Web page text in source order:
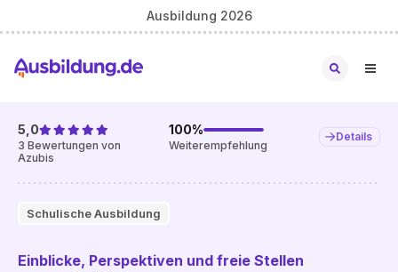
Ausbildung 2026
Schulische Ausbildung
5,0
3 Bewertungen von
Azubis
100%
Weiterempfehlung
Details
Einblicke, Perspektiven und freie Stellen